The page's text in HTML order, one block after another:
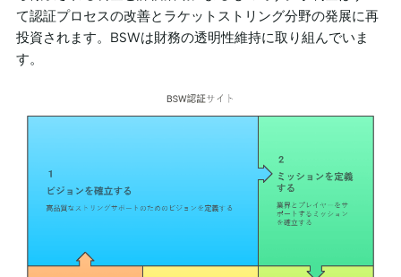
て認証プロセスの改善とラケットストリング分野の発展に再
投資されます。BSWは財務の透明性維持に取り組んでいま
す。